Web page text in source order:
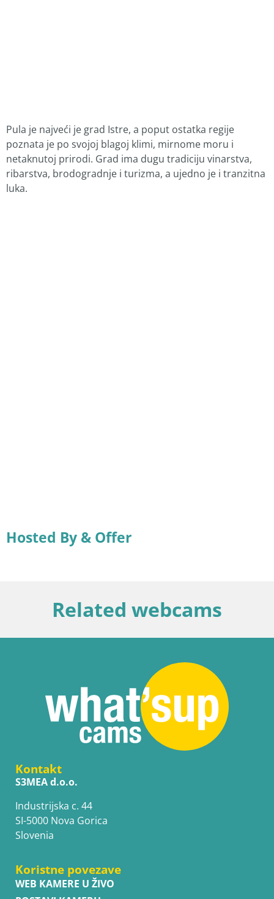
Pula je najveći je grad Istre, a poput ostatka regije
poznata je po svojoj blagoj klimi, mirnome moru i
netaknutoj prirodi. Grad ima dugu tradiciju vinarstva,
ribarstva, brodogradnje i turizma, a ujedno je i tranzitna
luka.
Hosted By & Offer
Related webcams
Kontakt
S3MEA d.o.o.
Industrijska c. 44
SI-5000 Nova Gorica
Slovenia
Koristne povezave
WEB KAMERE U ŽIVO